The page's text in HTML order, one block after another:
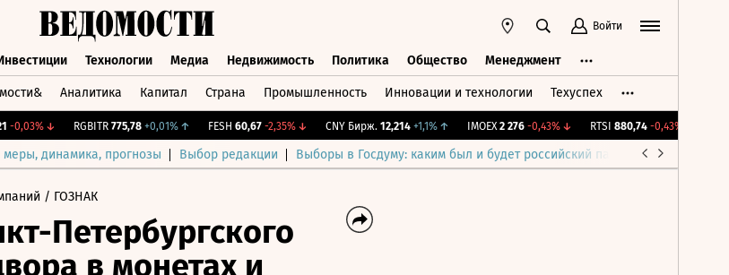
Войти
Технологии Медиа Недвижимость Политика Общество Менеджмент
Аналитика Капитал Страна Промышленность Инновации и технологии Техуспех
↓ RGBITR 775,78 +0,01%↑ FESH 60,67 -2,35%↓ CNY Бирж. 12,214 +1,1% ↑ IMOEX 2 276 -0,43%↓ RTSI 880,74 -0,43%↓
динамика, прогнозы Выбор редакции Выборы в Госдуму: каким был и будет российский парламент
/ ГОЗНАК
Петербургского
в монетах и